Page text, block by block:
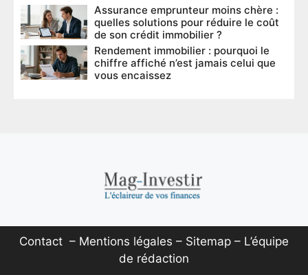
Assurance emprunteur moins chère :
quelles solutions pour réduire le coût
de son crédit immobilier ?
Rendement immobilier : pourquoi le
chiffre affiché n’est jamais celui que
vous encaissez
Contact – Mentions légales – Sitemap – L’équipe
de rédaction